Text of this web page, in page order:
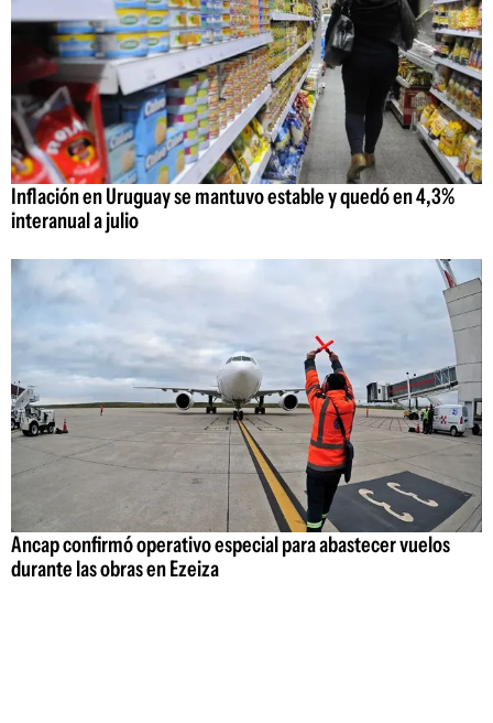
Inflación en Uruguay se mantuvo estable y quedó en 4,3%
interanual a julio
Ancap confirmó operativo especial para abastecer vuelos
durante las obras en Ezeiza